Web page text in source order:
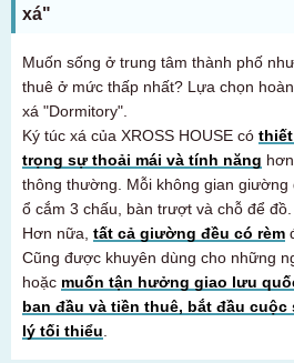
xá"
Muốn sống ở trung tâm thành phố
thuê ở mức thấp nhất? Lựa chọn
xá "Dormitory".
Ký túc xá của XROSS HOUSE có
trọng sự thoải mái và tính năng
thông thường. Mỗi không gian giường
ổ cắm 3 chấu, bàn trượt và chỗ để đồ.
Hơn nữa, tất cả giường đều có rèm
Cũng được khuyên dùng cho những
hoặc muốn tận hưởng giao lưu
ban đầu và tiền thuê, bắt đầu
lý tối thiểu